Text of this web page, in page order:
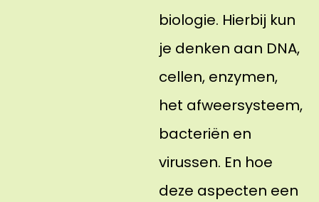
biologie. Hierbij kun
je denken aan DNA,
cellen, enzymen,
het afweersysteem,
bacteriën en
virussen. En hoe
deze aspecten een